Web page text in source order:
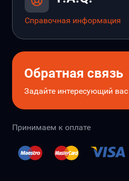
Справочная информация
Обратная связь
Задайте интересующий
Принимаем к оплате